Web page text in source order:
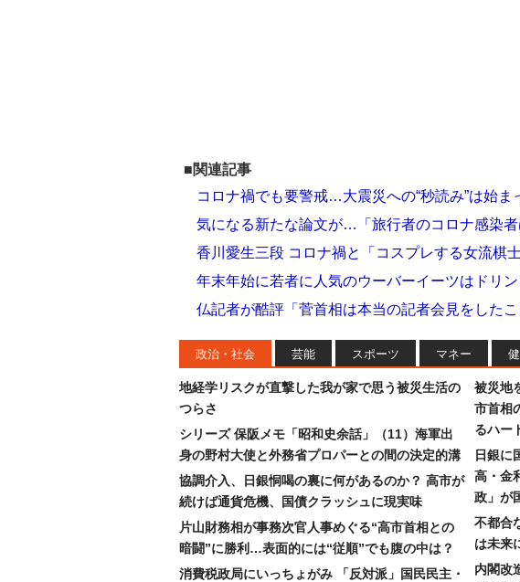
■関連記事
コロナ禍でも要警戒…大震災への“秒読み”は始ま
気になる新たな論文が…「旅行者のコロナ感染者
香川愛生三段 コロナ禍と「コスプレする女流棋
年末年始に若者に人気のウーバーイーツはドリン
仏記者が酷評「菅首相は本当の記者会見をしたこ
政治・社会 芸能 スポーツ マネー
地経学リスクが直撃した我が家で思う被災生活の
つらさ
シリーズ 保阪メモ「昭和史余話」（11）海軍出
身の野村大使と外務省プロパーとの間の決定的溝
協調介入、日銀恫喝の裏に何があるのか？ 高市が
続けば通貨危機、国債クラッシュに現実味
片山財務相が事務次官人事めぐる“高市首相との
暗闘”に勝利…表面的には“従順”でも腹の中は？
消費税政局にいっちょがみ 「反対派」国民民主・
被災地
市首相
るハー
日銀に
高・金
政」が
不都合
は未来
内閣改